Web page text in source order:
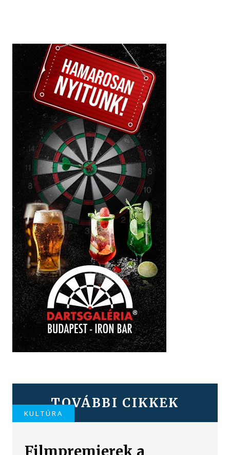
TOVÁBBI CIKKEK
KULTÚRA